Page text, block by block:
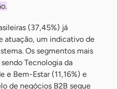
(37,45%) já
atuação, um indicativo de
Os segmentos mais
Tecnologia da
e Bem-Estar (11,16%) e
de negócios B2B segue